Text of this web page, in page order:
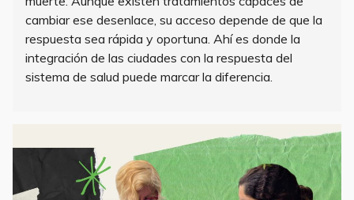
cambiar ese desenlace, su acceso depende de que la
respuesta sea rápida y oportuna. Ahí es donde la
integración de las ciudades con la respuesta del
sistema de salud puede marcar la diferencia.